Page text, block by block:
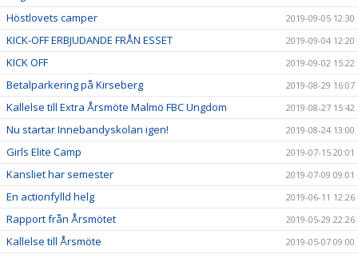
Höstlovets camper 2019-09-05 12:30
KICK-OFF ERBJUDANDE FRÅN ESSET 2019-09-04 12:20
KICK OFF 2019-09-02 15:22
Betalparkering på Kirseberg 2019-08-29 16:07
Kallelse till Extra Årsmöte Malmö FBC Ungdom 2019-08-27 15:42
Nu startar Innebandyskolan igen! 2019-08-24 13:00
Girls Elite Camp 2019-07-15 20:01
Kansliet har semester 2019-07-09 09:01
En actionfylld helg 2019-06-11 12:26
Rapport från Årsmötet 2019-05-29 22:26
Kallelse till Årsmöte 2019-05-07 09:00